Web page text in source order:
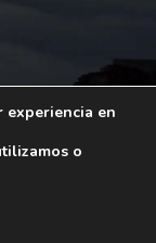
experiencia en
o